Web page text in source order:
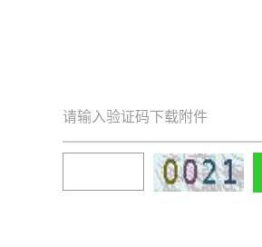
请输入验证码下载附件